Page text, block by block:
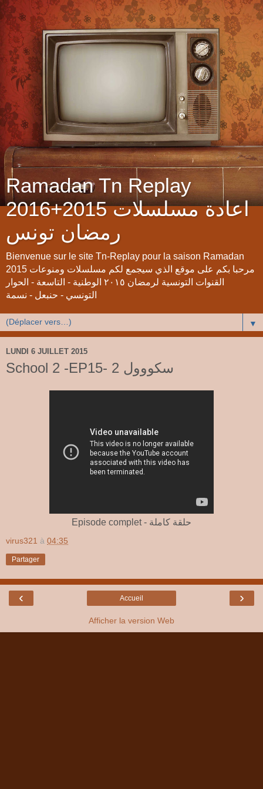
Ramadan Tn Replay
2016+2015 اعادة مسلسلات
رمضان تونس
Bienvenue sur le site Tn-Replay pour la saison Ramadan
2015 مرحبا بكم على موقع الذي سيجمع لكم مسلسلات ومنوعات
القنوات التونسية لرمضان ٢٠١٥ الوطنية - التاسعة - الحوار
التونسي - حنبعل - نسمة
▼
LUNDI 6 JUILLET 2015
School 2 -EP15- 2 سكووول
Episode complet - حلقة كاملة
virus321 à 04:35
Partager
‹ ›
Accueil
Afficher la version Web